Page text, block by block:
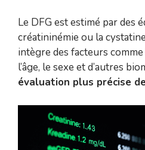
Le DFG est estimé par des
créatininémie ou la
intègre des facteurs
l’âge, le sexe et d’autres
évaluation plus précise